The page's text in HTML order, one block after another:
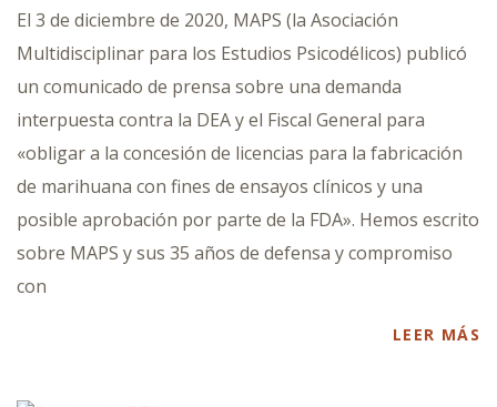
El 3 de diciembre de 2020, MAPS (la Asociación
Multidisciplinar para los Estudios Psicodélicos) publicó
un comunicado de prensa sobre una demanda
interpuesta contra la DEA y el Fiscal General para
«obligar a la concesión de licencias para la fabricación
de marihuana con fines de ensayos clínicos y una
posible aprobación por parte de la FDA». Hemos escrito
sobre MAPS y sus 35 años de defensa y compromiso
con
LEER MÁS